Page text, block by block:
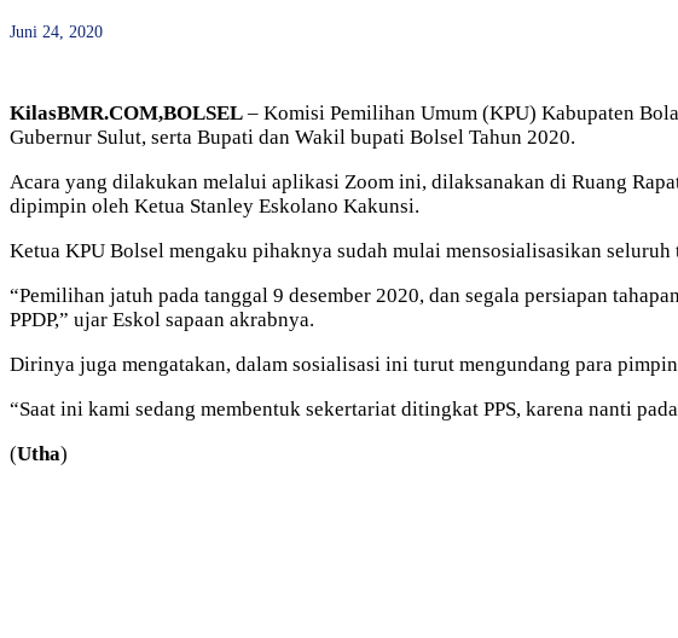
Juni 24, 2020
KilasBMR.COM,BOLSEL – Komisi Pemilihan Umum (KPU) Kabupaten
Gubernur Sulut, serta Bupati dan Wakil bupati Bolsel Tahun 2020.
Acara yang dilakukan melalui aplikasi Zoom ini, dilaksanakan di Ruang
dipimpin oleh Ketua Stanley Eskolano Kakunsi.
Ketua KPU Bolsel mengaku pihaknya sudah mulai mensosialisasikan seluruh
“Pemilihan jatuh pada tanggal 9 desember 2020, dan segala persiapan
PPDP,” ujar Eskol sapaan akrabnya.
Dirinya juga mengatakan, dalam sosialisasi ini turut mengundang para
“Saat ini kami sedang membentuk sekertariat ditingkat PPS, karena nanti
(Utha)